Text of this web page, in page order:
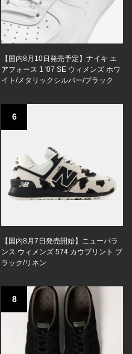
【国内8月10日発売予定】ナイキ エ
アフォース 1 '07 SE ウィメンズ ホワ
イト/メタリックシルバー/ブラック
6
【国内8月7日発売開始】ニューバラ
ンス ウィメンズ 574 カウプリント ブ
ラック/リネン
8